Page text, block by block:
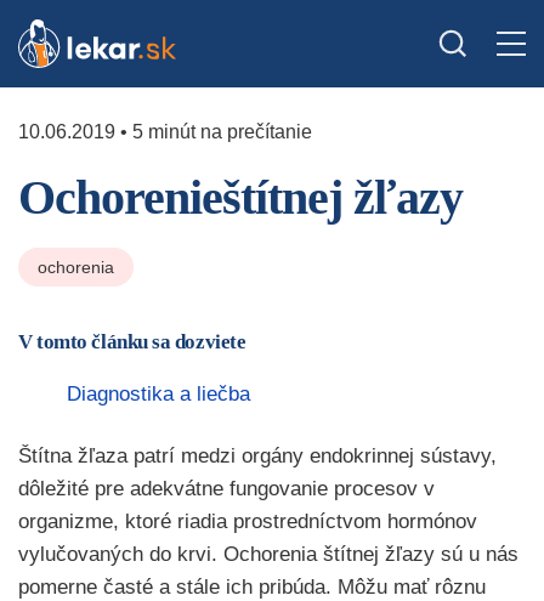
10.06.2019 • 5 minút na prečítanie
Ochorenieštítnej žľazy
ochorenia
V tomto článku sa dozviete
Diagnostika a liečba
Štítna žľaza patrí medzi orgány endokrinnej sústavy,
dôležité pre adekvátne fungovanie procesov v
organizme, ktoré riadia prostredníctvom hormónov
vylučovaných do krvi. Ochorenia štítnej žľazy sú u nás
pomerne časté a stále ich pribúda. Môžu mať rôznu